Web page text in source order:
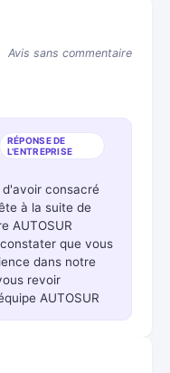
Avis sans commentaire
RÉPONSE DE
L'ENTREPRISE
consacré
à la suite de
AUTOSUR
que vous
dans notre
revoir
AUTOSUR